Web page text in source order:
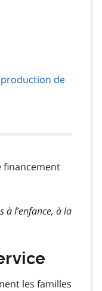
de
financement
à l’enfance, à la
les familles